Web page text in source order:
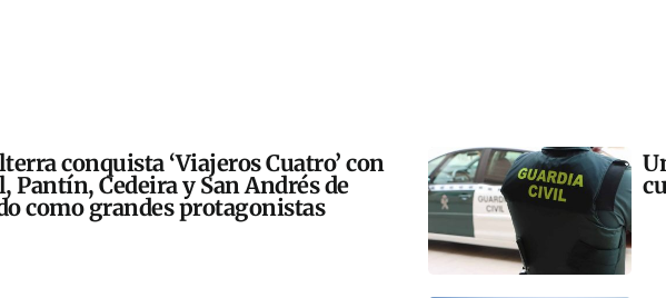
conquista ‘Viajeros Cuatro’ con
Pantín, Cedeira y San Andrés de
como grandes protagonistas